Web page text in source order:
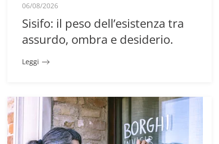
06/08/2026
Sisifo: il peso dell’esistenza tra
assurdo, ombra e desiderio.
Leggi